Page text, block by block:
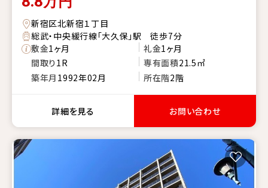
新宿区北新宿１丁目
総武・中央緩行線「大久保」駅 徒歩7分
敷金1ヶ月 礼金1ヶ月
間取り1R 専有面積21.5㎡
築年月 1992年02月 所在階2階
詳細を見る お問い合わせ